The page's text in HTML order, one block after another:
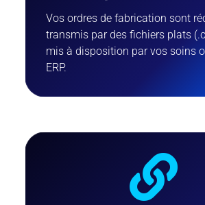
Vos ordres de fabrication sont
transmis par des fichiers plats
mis à disposition par vos soins
ERP.
